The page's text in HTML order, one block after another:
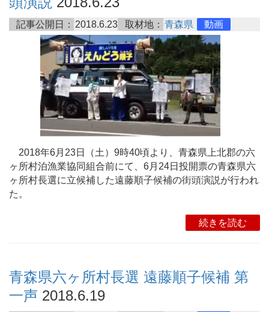
記事公開日： 2018.6.23 取材地： 青森県 動画
2018年6月23日（土）9時40頃より、青森県上北郡の六
ヶ所村泊漁業協同組合前にて、6月24日投開票の青森県六
ヶ所村長選に立候補した遠藤順子候補の街頭演説が行われ
た。
続きを読む
青森県六ヶ所村長選 遠藤順子候補 第
一声 2018.6.19